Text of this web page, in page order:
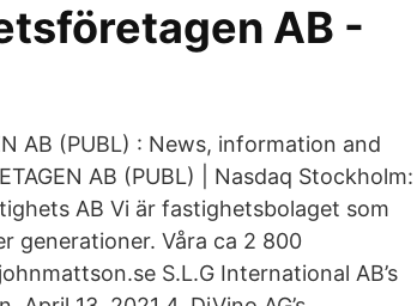
AB -
AB (PUBL) : News, information and
AB (PUBL) | Nasdaq Stockholm:
AB Vi är fastighetsbolaget som
generationer. Våra ca 2 800
S.L.G International AB’s